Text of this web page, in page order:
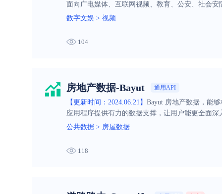
面向广电媒体、互联网视频、教育、公安、社会
安全稳定诉求。
数字文娱 > 视频
104
房地产数据-Bayut 通用API
【更新时间：2024.06.21】 Bayut 房地产数据，能
应用程序提供有力的数据支撑，让用户能更全面
公共数据 > 房屋数据
118